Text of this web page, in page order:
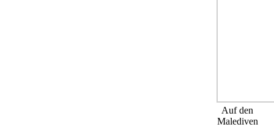
Auf den
Malediven